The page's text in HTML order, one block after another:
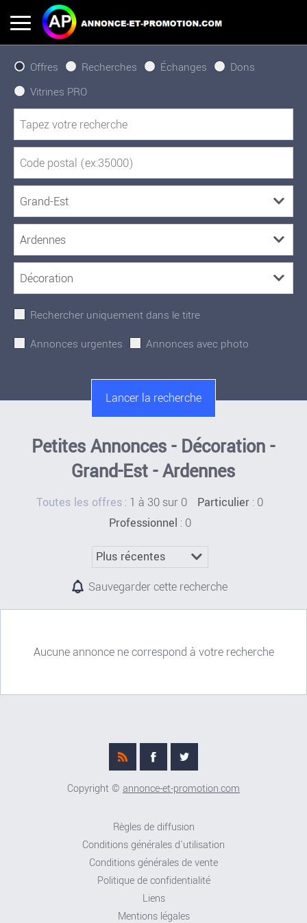
Offres Recherches Échanges
Dons
Vitrines PRO
Rechercher uniquement dans le titre
Annonces urgentes
Annonces avec photo
Petites Annonces - Décoration -
Grand-Est - Ardennes
Toutes les offres : 1 à 30 sur 0 Particulier : 0
Professionnel : 0
Sauvegarder cette recherche
Aucune annonce ne correspond à votre recherche
Copyright © annonce-et-promotion.com
Règles de diffusion
Conditions générales d'utilisation
Conditions générales de vente
Politique de confidentialité
Liens
Mentions légales